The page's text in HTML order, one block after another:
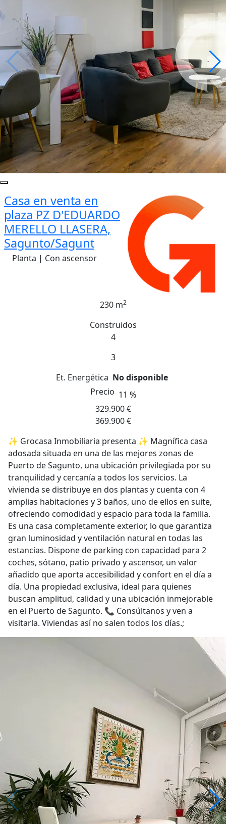
Casa en venta en
plaza PZ D'EDUARDO
MERELLO LLASERA,
Sagunto/Sagunt
Planta | Con ascensor
230 m2
Construidos
4
3
Et. Energética No disponible
Precio 11 %
329.900 €
369.900 €
✨ Grocasa Inmobiliaria presenta ✨ Magnífica casa
adosada situada en una de las mejores zonas de
Puerto de Sagunto, una ubicación privilegiada por su
tranquilidad y cercanía a todos los servicios. La
vivienda se distribuye en dos plantas y cuenta con 4
amplias habitaciones y 3 baños, uno de ellos en suite,
ofreciendo comodidad y espacio para toda la familia.
Es una casa completamente exterior, lo que garantiza
gran luminosidad y ventilación natural en todas las
estancias. Dispone de parking con capacidad para 2
coches, sótano, patio privado y ascensor, un valor
añadido que aporta accesibilidad y confort en el día a
día. Una propiedad exclusiva, ideal para quienes
buscan amplitud, calidad y una ubicación inmejorable
en el Puerto de Sagunto. 📞 Consúltanos y ven a
visitarla. Viviendas así no salen todos los días.;